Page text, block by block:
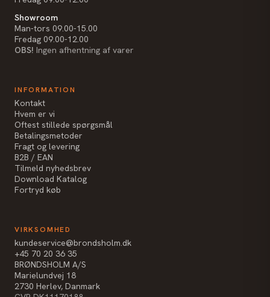
Showroom
Man-tors 09.00-15.00
Fredag 09.00-12.00
OBS! Ingen afhentning af varer
INFORMATION
Kontakt
Hvem er vi
Oftest stillede spørgsmål
Betalingsmetoder
Fragt og levering
B2B / EAN
Tilmeld nyhedsbrev
Download Katalog
Fortryd køb
VIRKSOMHED
kundeservice@brondsholm.dk
+45 70 20 36 35
BRØNDSHOLM A/S
Marielundvej 18
2730 Herlev, Danmark